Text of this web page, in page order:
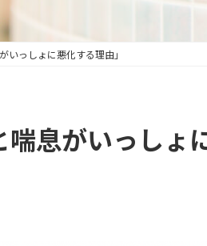
いっしょに悪化する理由」
喘息がいっしょ